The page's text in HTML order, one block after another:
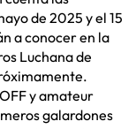
de 2025 y el 15
a conocer en la
Luchana de
y amateur
galardones